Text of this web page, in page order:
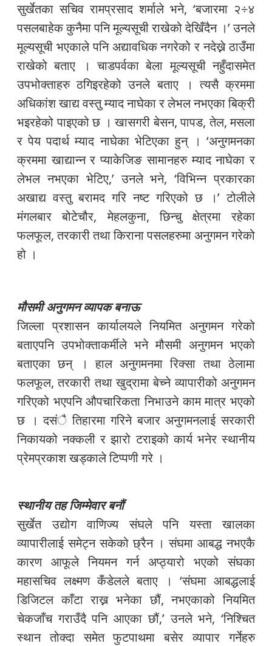
सुर्खेतका सचिव रामप्रसाद शर्माले भने, ‘बजारमा २÷४
पसलबाहेक कुनैमा पनि मूल्यसूची राखेको देखिँदैन ।’ उनले
मूल्यसूची भएकाले पनि अद्यावधिक नगरेको र नदेख्ने ठाउँमा
राखेको बताए । चाडपर्वका बेला मूल्यसूची नहुँदासमेत
उपभोक्ताहरु ठगिइरहेको उनले बताए । त्यसै क्रममा
अधिकांश खाद्य वस्तु म्याद नाघेका र लेभल नभएका बिक्री
भइरहेको पाइएको छ । खासगरी बेसन, पापड, तेल, मसला
र पेय पदार्थ म्याद नाघेका भेटिएका हुन् । ‘अनुगमनका
क्रममा खाद्यान्न र प्याकेजिङ सामानहरु म्याद नाघेका र
लेभल नभएका भेटिए,’ उनले भने, ‘विभिन्न प्रकारका
अखाद्य वस्तु बरामद गरि नष्ट गरिएको छ ।’ टोलीले
मंगलबार बोटेचौर, मेहलकुना, छिन्चु क्षेत्रमा रहेका
फलफूल, तरकारी तथा किराना पसलहरुमा अनुगमन गरेको
हो ।
मौसमी अनुगमन व्यापक बनाऊ
जिल्ला प्रशासन कार्यालयले नियमित अनुगमन गरेको
बताएपनि उपभोक्ताकर्मीले भने मौसमी अनुगमन भएको
बताएका छन् । हाल अनुगमनमा रिक्सा तथा ठेलामा
फलफूल, तरकारी तथा खुद्रामा बेच्ने व्यापारीको अनुगमन
गरिएको भएपनि औपचारिकता निभाउने काम मात्र भएको
छ । दसंै तिहारमा गरिने बजार अनुगमनलाई सरकारी
निकायको नक्कली र झारो टराइको कार्य भनेर स्थानीय
प्रेमप्रकाश खड्काले टिप्पणी गरे ।
स्थानीय तह जिम्मेवार बनौं
सुर्खेत उद्योग वाणिज्य संघले पनि यस्ता खालका
व्यापारीलाई समेट्न सकेको छ्रैन । संघमा आबद्ध नभएकै
कारण आफूले नियमन गर्न अप्ठ्यारो भएको संघका
महासचिव लक्ष्मण कँडेलले बताए । ‘संघमा आबद्धलाई
डिजिटल काँटा राख्न भनेका छौं, नभएकाको नियमित
चेकजाँच गराउँदै पनि आएका छौं,’ उनले भने, ‘निश्चित
स्थान तोक्दा समेत फुटपाथमा बसेर व्यापार गर्नेहरु